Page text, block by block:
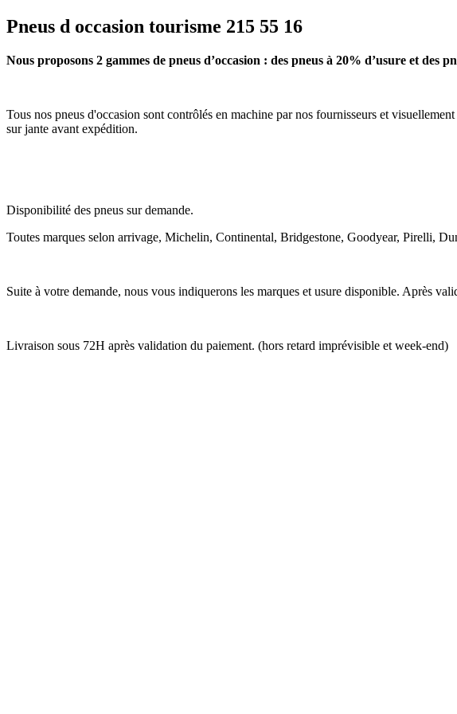
Pneus d occasion tourisme 215 55 16
Nous proposons 2 gammes de pneus d’occasion : des pneus à 20% d’usure et des
Tous nos pneus d'occasion sont contrôlés en machine par nos fournisseurs et
sur jante avant expédition.
Disponibilité des pneus sur demande.
Toutes marques selon arrivage, Michelin, Continental, Bridgestone, Goodyear, Pirelli,
Suite à votre demande, nous vous indiquerons les marques et usure disponible. Après
Livraison sous 72H après validation du paiement. (hors retard imprévisible et week-end)